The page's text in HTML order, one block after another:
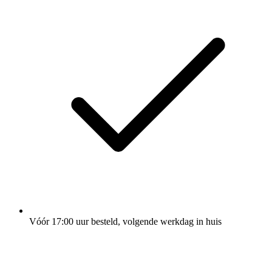
Vóór 17:00 uur besteld, volgende werkdag in huis